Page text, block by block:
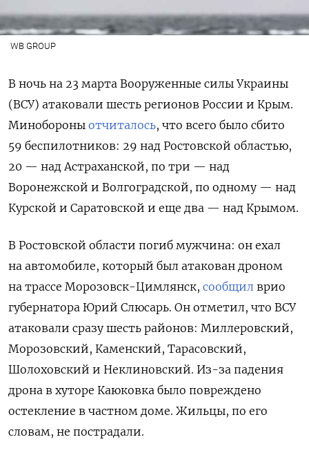
WB GROUP
В ночь на 23 марта Вооруженные силы Украины
(ВСУ) атаковали шесть регионов России и Крым.
Минобороны отчиталось, что всего было сбито
59 беспилотников: 29 над Ростовской областью,
20 — над Астраханской, по три — над
Воронежской и Волгоградской, по одному — над
Курской и Саратовской и еще два — над Крымом.
В Ростовской области погиб мужчина: он ехал
на автомобиле, который был атакован дроном
на трассе Морозовск-Цимлянск, сообщил врио
губернатора Юрий Слюсарь. Он отметил, что ВСУ
атаковали сразу шесть районов: Миллеровский,
Морозовский, Каменский, Тарасовский,
Шолоховский и Неклиновский. Из-за падения
дрона в хуторе Каюковка было повреждено
остекление в частном доме. Жильцы, по его
словам, не пострадали.